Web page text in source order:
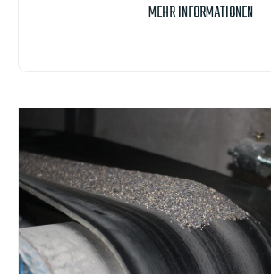
MEHR INFORMATIONEN